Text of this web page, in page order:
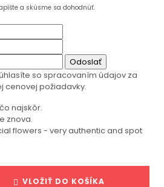
a skúsme sa dohodnúť.
Odoslať
so spracovaním údajov za
cenovej požiadavky.
najskôr.
znova.
flowers - very authentic and spot
VLOŽIŤ DO KOŠÍKA